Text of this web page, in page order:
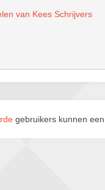
van Kees Schrijvers
gebruikers kunnen